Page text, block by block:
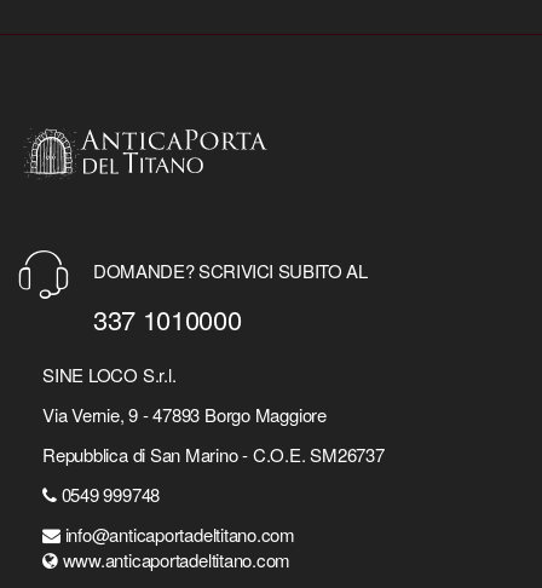
DOMANDE? SCRIVICI SUBITO AL
337 1010000
SINE LOCO S.r.l.
Via Vernie, 9 - 47893 Borgo Maggiore
Repubblica di San Marino - C.O.E. SM26737
0549 999748
info@anticaportadeltitano.com
www.anticaportadeltitano.com